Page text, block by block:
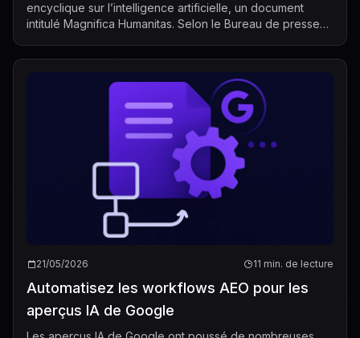
encyclique sur l’intelligence artificielle, un document
intitulé Magnifica Humanitas. Selon le Bureau de presse
21/05/2026 11 min. de lecture
Automatisez les workflows AEO pour les
aperçus IA de Google